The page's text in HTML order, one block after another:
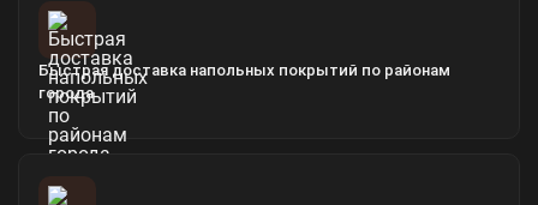
Быстрая доставка напольных покрытий по районам
города